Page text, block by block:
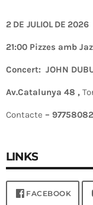
2 DE JULIOL DE 2026
21:00 Pizzes amb
Concert: JOHN
Av.Catalunya 48 ,
Contacte –
LINKS
FACEBOOK